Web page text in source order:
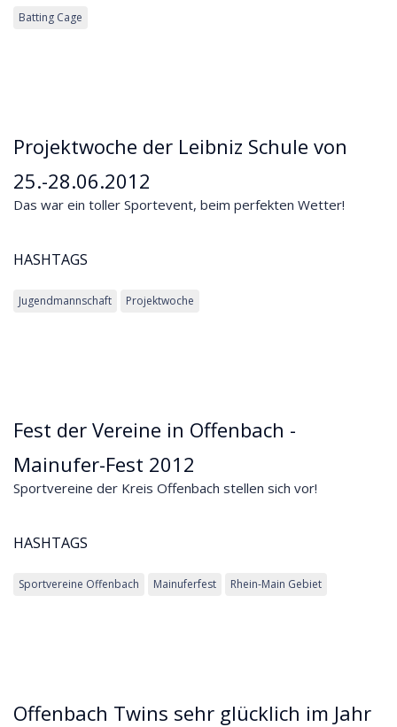
Batting Cage
Projektwoche der Leibniz Schule von
25.-28.06.2012
Das war ein toller Sportevent, beim perfekten Wetter!
HASHTAGS
Jugendmannschaft Projektwoche
Fest der Vereine in Offenbach -
Mainufer-Fest 2012
Sportvereine der Kreis Offenbach stellen sich vor!
HASHTAGS
Sportvereine Offenbach Mainuferfest Rhein-Main Gebiet
Offenbach Twins sehr glücklich im Jahr